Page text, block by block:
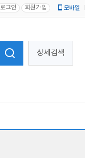
로그인 회원가입 모바일
상세검색